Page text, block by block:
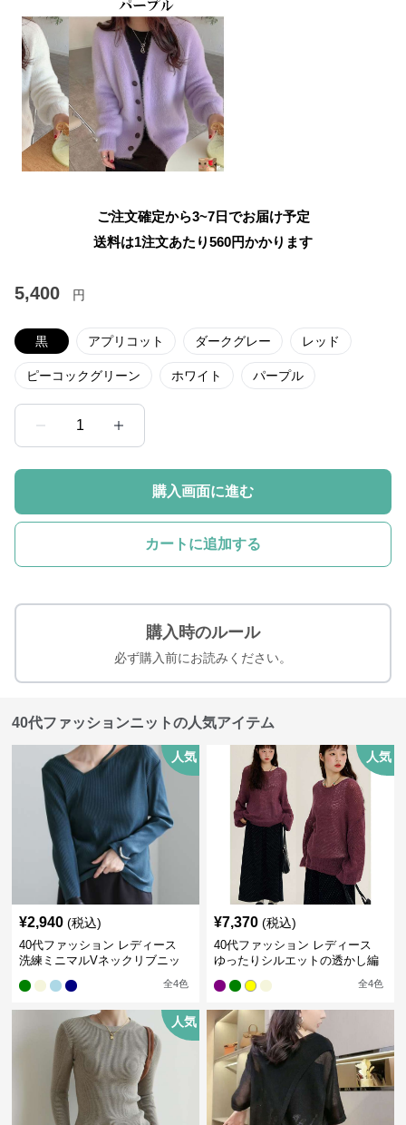
ご注文確定から3~7日でお届け予定
送料は1注文あたり560円かかります
5,400 円
黒 アプリコット ダークグレー レッド
ピーコックグリーン ホワイト パープル
1
購入画面に進む
カートに追加する
購入時のルール
必ず購入前にお読みください。
40代ファッションニットの人気アイテム
人気
¥2,940 (税込)
40代ファッション レディース
洗練ミニマルVネックリブニッ
全4色
人気
¥7,370 (税込)
40代ファッション レディース
ゆったりシルエットの透かし編
全4色
人気